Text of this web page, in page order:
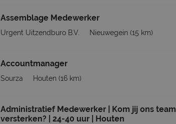
Assemblage Medewerker
Urgent Uitzendburo B.V. Nieuwegein (15 km)
Accountmanager
Sourza Houten (16 km)
Administratief Medewerker | Kom jij ons team
versterken? | 24-40 uur | Houten